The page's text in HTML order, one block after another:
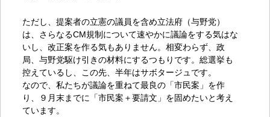
ただし、提案者の立憲の議員を含め立法府（与野党）
は、さらなるCM規制について速やかに議論をする気はな
いし、 改正案を作る気もありません。相変わらず、政
局、与野党駆け引きの材料にするつもりです。総選挙も
控えているし、この先、半年はサボタージュです。
なので、私たちが議論を重ねて最良の「市民案」 を作
り、９月末までに「市民案＋要請文」 を固めたいと考え
ています。